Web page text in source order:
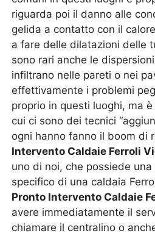
riguarda poi il danno alle
gelida a contatto con il
a fare delle dilatazioni delle
sono rari anche le
infiltrano nelle pareti o nei
effettivamente i problemi
proprio in questi luoghi, ma
cui ci sono dei tecnici
ogni hanno fanno il boom di
Intervento Caldaie Ferroli
uno di noi, che possiede
specifico di una caldaia
Pronto Intervento Caldaie
avere immediatamente il
chiamare il centralino o